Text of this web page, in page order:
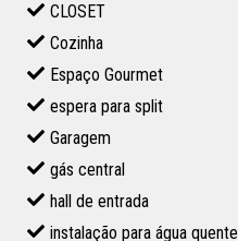
CLOSET
Cozinha
Espaço Gourmet
espera para split
Garagem
gás central
hall de entrada
instalação para água quente